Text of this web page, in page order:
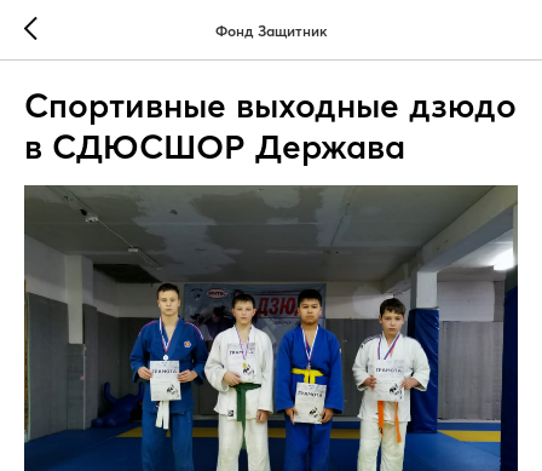
Фонд Защитник
Спортивные выходные дзюдо
в СДЮСШОР Держава